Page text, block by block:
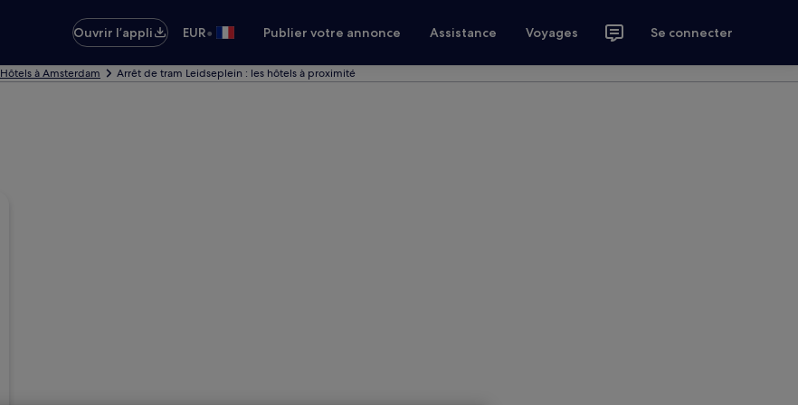
Ouvrir l’appli
EUR• Publier votre annonce Assistance Voyages Se connecter
Hôtels à Amsterdam Arrêt de tram Leidseplein : les hôtels à proximité